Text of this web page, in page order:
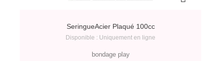
SeringueAcier Plaqué 100cc
Disponible : Uniquement en ligne
bondage play